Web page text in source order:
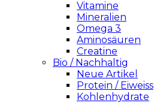
Vitamine
Mineralien
Omega 3
Aminosäuren
Creatine
Bio / Nachhaltig
Neue Artikel
Protein / Eiweiss
Kohlenhydrate